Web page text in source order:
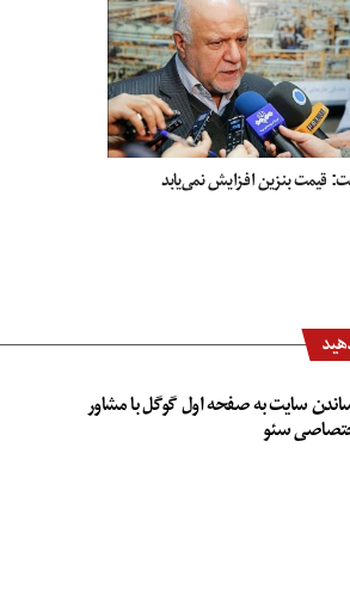
قیمت بنزین افزایش نمی‌یابد
سایت به صفحه اول گوگل با مشاور
سئو